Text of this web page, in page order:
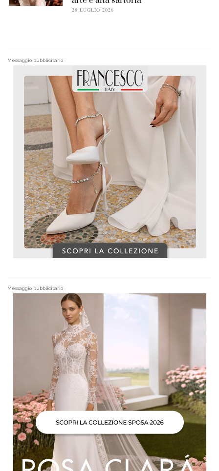
28 LUGLIO 2026
Messaggio pubblicitario
Messaggio pubblicitario